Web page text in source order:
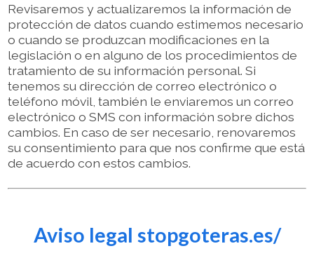
Revisaremos y actualizaremos la información de
protección de datos cuando estimemos necesario
o cuando se produzcan modificaciones en la
legislación o en alguno de los procedimientos de
tratamiento de su información personal. Si
tenemos su dirección de correo electrónico o
teléfono móvil, también le enviaremos un correo
electrónico o SMS con información sobre dichos
cambios. En caso de ser necesario, renovaremos
su consentimiento para que nos confirme que está
de acuerdo con estos cambios.
Aviso legal stopgoteras.es/